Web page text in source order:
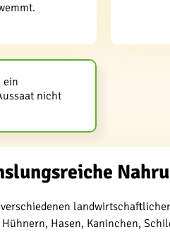
ein
nicht
Hasen, Kaninchen,